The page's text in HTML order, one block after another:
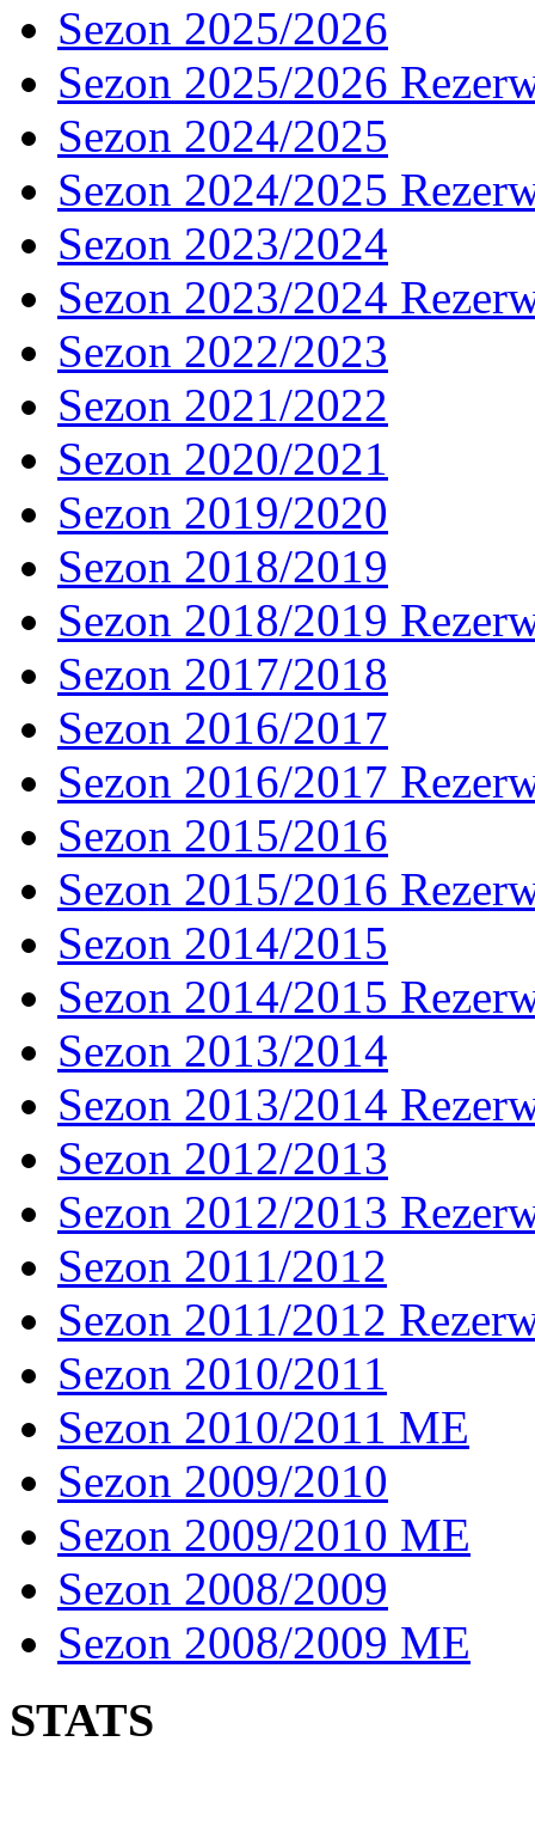
Sezon 2025/2026
Sezon 2025/2026
Sezon 2024/2025
Sezon 2024/2025
Sezon 2023/2024
Sezon 2023/2024
Sezon 2022/2023
Sezon 2021/2022
Sezon 2020/2021
Sezon 2019/2020
Sezon 2018/2019
Sezon 2018/2019
Sezon 2017/2018
Sezon 2016/2017
Sezon 2016/2017
Sezon 2015/2016
Sezon 2015/2016
Sezon 2014/2015
Sezon 2014/2015
Sezon 2013/2014
Sezon 2013/2014
Sezon 2012/2013
Sezon 2012/2013
Sezon 2011/2012
Sezon 2011/2012
Sezon 2010/2011
Sezon 2010/2011 ME
Sezon 2009/2010
Sezon 2009/2010 ME
Sezon 2008/2009
Sezon 2008/2009 ME
STATS